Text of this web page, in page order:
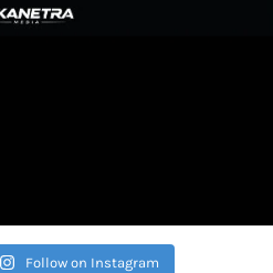
Follow on Instagram